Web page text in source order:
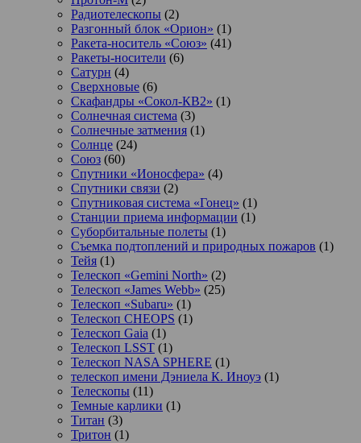
Радиотелескопы (2)
Разгонный блок «Орион» (1)
Ракета-носитель «Союз» (41)
Ракеты-носители (6)
Сатурн (4)
Сверхновые (6)
Скафандры «Сокол-КВ2» (1)
Солнечная система (3)
Солнечные затмения (1)
Солнце (24)
Союз (60)
Спутники «Ионосфера» (4)
Спутники связи (2)
Спутниковая система «Гонец» (1)
Станции приема информации (1)
Суборбитальные полеты (1)
Съемка подтоплений и природных пожаров (1)
Тейя (1)
Телескоп «Gemini North» (2)
Телескоп «James Webb» (25)
Телескоп «Subaru» (1)
Телескоп CHEOPS (1)
Телескоп Gaia (1)
Телескоп LSST (1)
Телескоп NASA SPHERE (1)
телескоп имени Дэниела К. Иноуэ (1)
Телескопы (11)
Темные карлики (1)
Титан (3)
Тритон (1)